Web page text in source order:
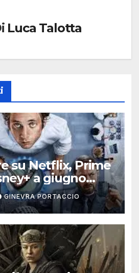
Luca Talotta
su Netflix, Prime
a giugno
GINEVRA PORTACCIO